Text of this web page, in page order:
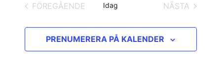
and
Views
FÖREGÅENDE
Idag
NÄSTA
PRENUMERERA PÅ KALENDER